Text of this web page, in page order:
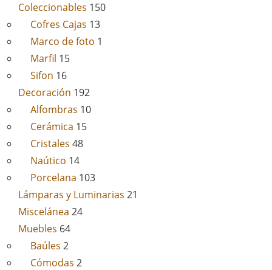
Coleccionables 150
Cofres Cajas 13
Marco de foto 1
Marfil 15
Sifon 16
Decoración 192
Alfombras 10
Cerámica 15
Cristales 48
Naútico 14
Porcelana 103
Lámparas y Luminarias 21
Miscelánea 24
Muebles 64
Baúles 2
Cómodas 2